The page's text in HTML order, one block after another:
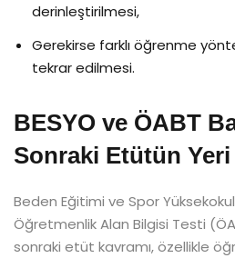
derinleştirilmesi,
Gerekirse farklı öğrenme
tekrar edilmesi.
BESYO ve ÖABT
Sonraki Etütün Yeri
Beden Eğitimi ve Spor
Öğretmenlik Alan Bilgisi Testi
sonraki etüt kavramı, özellikle